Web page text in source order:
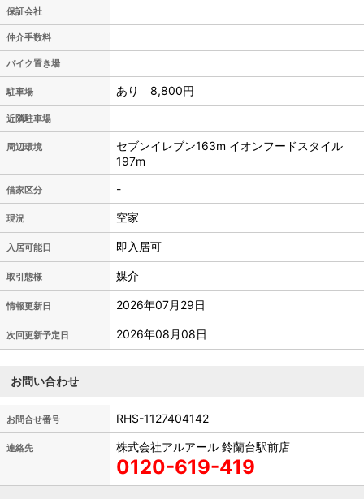
保証会社
仲介手数料
バイク置き場
駐車場 あり 8,800円
近隣駐車場
周辺環境
セブンイレブン163m イオンフードスタイル
197m
借家区分 -
現況 空家
入居可能日 即入居可
取引態様 媒介
情報更新日 2026年07月29日
次回更新予定日 2026年08月08日
お問い合わせ
お問合せ番号 RHS-1127404142
連絡先 株式会社アルアール 鈴蘭台駅前店
0120-619-419